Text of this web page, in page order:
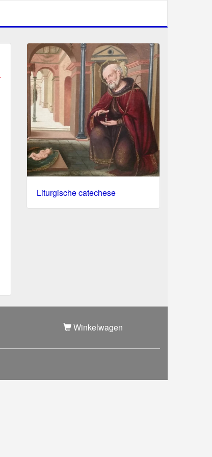
Liturgische catechese
Winkelwagen